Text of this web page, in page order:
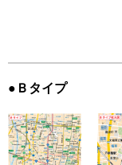
●Ｂタイプ